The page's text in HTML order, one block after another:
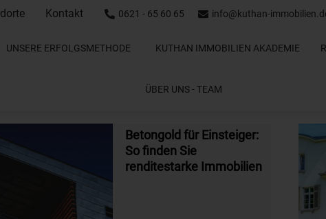
Kontakt 0621 - 65 60 65 info@kuthan-
UNSERE ERFOLGSMETHODE KUTHAN IMMOBILIEN AKADEMIE
ÜBER UNS - TEAM
Betongold für Einsteiger:
So finden Sie
renditestarke Immobilien